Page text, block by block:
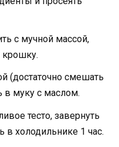
с мучной массой,
(достаточно смешать
в муку с маслом.
тесто, завернуть
в холодильнике 1 час.